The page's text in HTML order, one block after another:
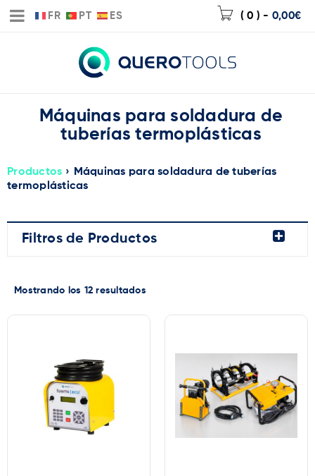
FR PT ES ( 0 ) - 0,00€
Máquinas para soldadura de
tuberías termoplásticas
Productos ›
Máquinas para soldadura de tuberías
termoplásticas
Filtros de Productos
Mostrando los 12 resultados